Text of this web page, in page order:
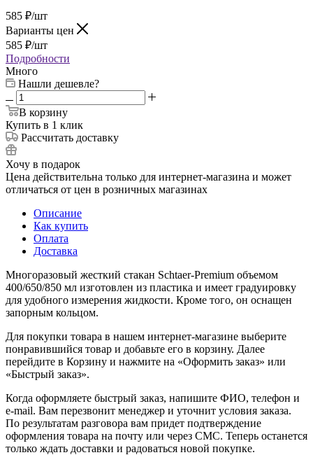
585 ₽/шт
Варианты цен
585 ₽/шт
Подробности
Много
Нашли дешевле?
В корзину
Купить в 1 клик
Рассчитать доставку
Хочу в подарок
Цена действительна только для интернет-магазина и может
отличаться от цен в розничных магазинах
Описание
Как купить
Оплата
Доставка
Многоразовый жесткий стакан Schtaer-Premium объемом
400/650/850 мл изготовлен из пластика и имеет градуировку
для удобного измерения жидкости. Кроме того, он оснащен
запорным кольцом.
Для покупки товара в нашем интернет-магазине выберите
понравившийся товар и добавьте его в корзину. Далее
перейдите в Корзину и нажмите на «Оформить заказ» или
«Быстрый заказ».
Когда оформляете быстрый заказ, напишите ФИО, телефон и
e-mail. Вам перезвонит менеджер и уточнит условия заказа.
По результатам разговора вам придет подтверждение
оформления товара на почту или через СМС. Теперь останется
только ждать доставки и радоваться новой покупке.